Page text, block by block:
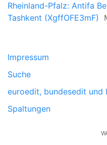
Rheinland-Pfalz: Antifa
Tashkent (XgffOFE3mF)
Impressum
Suche
euroedit, bundesedit und
Spaltungen